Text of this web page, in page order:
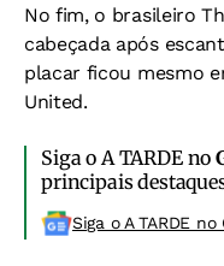
No fim, o brasileiro
cabeçada após
placar ficou mesmo
United.
Siga o A TARDE no
principais
Siga o A TARDE